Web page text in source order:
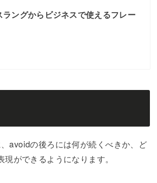
ングからビジネスで使えるフレー
avoidの後ろには何が続くべきか、ど
ができるようになります。